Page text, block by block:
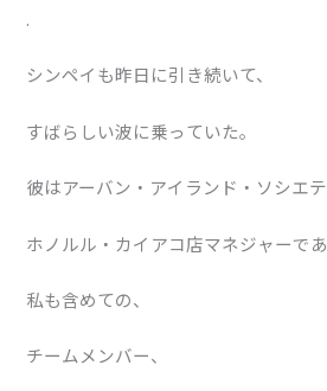
.
シンペイも昨日に引き続いて、
すばらしい波に乗っていた。
彼はアーバン・アイランド・ソシエ
ホノルル・カイアコ店マネジャーであ
私も含めての、
チームメンバー、